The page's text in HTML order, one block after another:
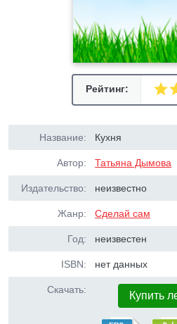
Рейтинг:
Название: Кухня
Автор: Татьяна Дымова
Издательство: неизвестно
Жанр: Сделай сам
Год: неизвестен
ISBN: нет данных
Скачать: Купить